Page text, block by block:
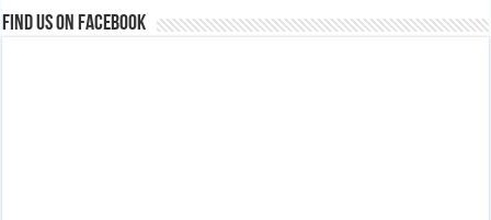
Find us on Facebook